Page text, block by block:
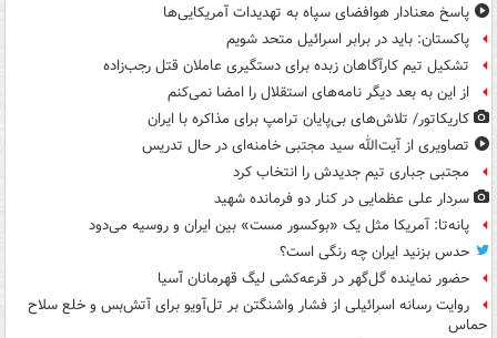
پاسخ معنادار هوافضای سپاه به تهدیدات آمریکایی‌ها
پاکستان: باید در برابر اسرائیل متحد شویم
تشکیل تیم کارآگاهان زبده برای دستگیری عاملان قتل رجب‌زاده
از این به بعد دیگر نامه‌های استقلال را امضا نمی‌کنم
کاریکاتور/ تلاش‌های بی‌پایان ترامپ برای مذاکره با ایران
تصاویری از آیت‌الله سید مجتبی خامنه‌ای در حال تدریس
مجتبی جباری تیم جدیدش را انتخاب کرد
سردار علی عظمایی در کنار دو فرمانده شهید
پانه‌تا: آمریکا مثل یک «بوکسور مست» بین ایران و روسیه می‌دود
حدس بزنید ایران چه رنگی است؟
حضور نماینده گل‌گهر در قرعه‌کشی لیگ قهرمانان آسیا
روایت رسانه اسرائیلی از فشار واشنگتن بر تل‌آویو برای آتش‌بس و خلع سلاح
حماس